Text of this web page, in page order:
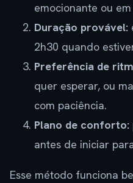
emocionante ou
Duração provável:
2h30 quando
Preferência de
quer esperar, ou
com paciência.
Plano de conforto:
antes de iniciar
Esse método funciona